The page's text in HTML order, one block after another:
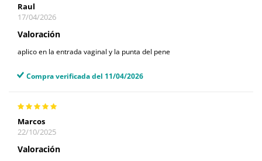
Raul
17/04/2026
Valoración
aplico en la entrada vaginal y la punta del pene
Compra verificada del 11/04/2026
Marcos
22/10/2025
Valoración